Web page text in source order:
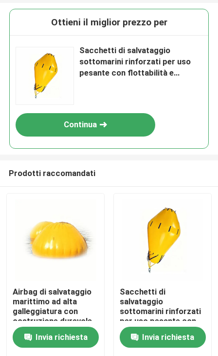
Ottieni il miglior prezzo per
Sacchetti di salvataggio
sottomarini rinforzati per uso
pesante con flottabilità e
Continua
Prodotti raccomandati
Airbag di salvataggio
marittimo ad alta
galleggiatura con
costruzione durevole
per un facile impiego
nel sollevamento
subacqueo
Invia richiesta
Sacchetti di
salvataggio
sottomarini rinforzati
per uso pesante con
flottabilità e
resistenza alla
corrosione da 1 a 100
Invia richiesta